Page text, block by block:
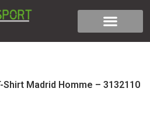
Shirt Madrid Homme – 3132110